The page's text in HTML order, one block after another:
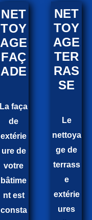
NET
TOY
AGE
FAÇ
ADE
La faça
de
extérie
ure de
votre
bâtime
nt est
consta
NET
TOY
AGE
TER
RAS
SE
Le
nettoya
ge de
terrass
e
extérie
ures